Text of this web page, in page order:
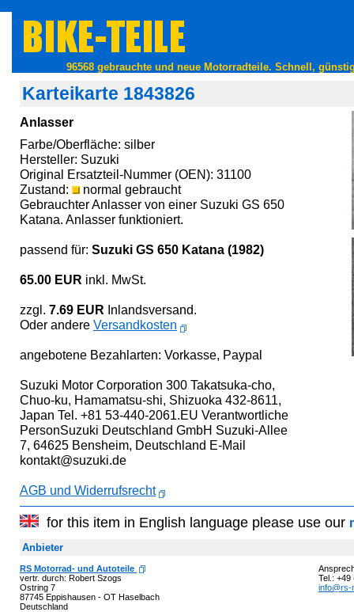
96568 gebrauchte und neue Motorradteile. Schnell,
Karteikarte 1843826
Anlasser
Farbe/Oberfläche: silber
Hersteller: Suzuki
Original Ersatzteil-Nummer (OEN): 31100
Zustand:
normal gebraucht
Gebrauchter Anlasser von einer Suzuki GS 650
Katana. Anlasser funktioniert.
passend für: Suzuki GS 650 Katana (1982)
65.00 EUR inkl. MwSt.
zzgl. 7.69 EUR Inlandsversand.
Oder andere Versandkosten
angebotene Bezahlarten: Vorkasse, Paypal
Suzuki Motor Corporation 300 Takatsuka-cho,
Chuo-ku, Hamamatsu-shi, Shizuoka 432-8611,
Japan Tel. +81 53-440-2061.EU Verantwortliche
PersonSuzuki Deutschland GmbH Suzuki-Allee
7, 64625 Bensheim, Deutschland E-Mail
kontakt@suzuki.de
AGB und Widerrufsrecht
for this item in English language please use our
Anbieter
RS Motorrad- und Autoteile
vertr. durch: Robert Szogs
Ostring 7
87745 Eppishausen - OT Haselbach
Deutschland
Tel.: +49
info@rs-